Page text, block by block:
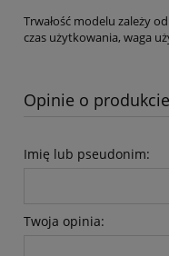
Trwałość modelu zależy
czas użytkowania, waga
Opinie o
Imię lub pseudonim:
Twoja opinia: